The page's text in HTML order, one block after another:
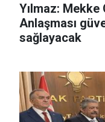
Yılmaz:
Anlaşması
sağlayacak